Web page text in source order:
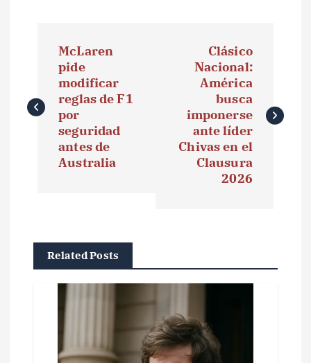
v
e
McLaren
pide
modificar
reglas de F1
por
seguridad
antes de
Australia
Clásico
Nacional:
América
busca
imponerse
ante líder
Chivas en el
Clausura
2026
Related Posts